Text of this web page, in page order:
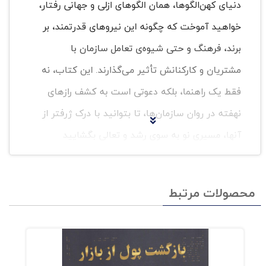
دنیای کهن‌الگوها، همان الگوهای ازلی و جهانی رفتار،
خواهید آموخت که چگونه این نیروهای قدرتمند، بر
برند، فرهنگ و حتی شیوه‌ی تعامل سازمان با
مشتریان و کارکنانش تأثیر می‌گذارند. این کتاب، نه
فقط یک راهنما، بلکه دعوتی است به کشف رازهای
نهفته در روان سازمان‌ها، تا بتوانید با درک ژرفتر از
آنها، مسیری نو به سوی رشد و تعالی بگشایید
سازمان 17 خفاش، بوته‌ی تمشک و مرغ دریایی:
حکایتی از ایزوپ 19 بخش 1 22 نقشه‌برداری روان
محصولات مرتبط